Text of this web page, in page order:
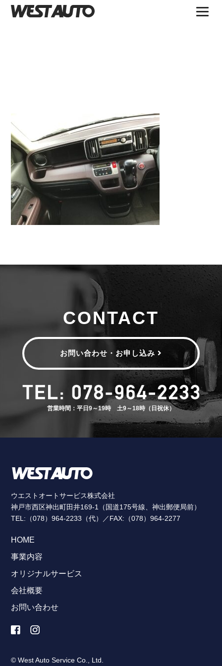
CONTACT
お問い合わせ・お申し込み
営業時間：平日9～19時 土9～18時（日祝休）
ウエストオートサービス株式会社
神戸市西区神出町田井169-1（国道175号線、神出郵便局前）
TEL:（078）964-2233（代）／FAX:（078）964-2277
HOME
事業内容
オリジナルサービス
会社概要
お問い合わせ
© West Auto Service Co., Ltd.